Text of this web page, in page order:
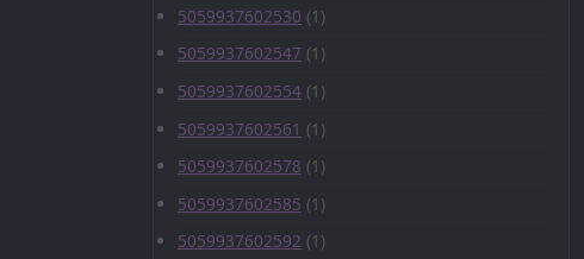
5059937602530 (1)
5059937602547 (1)
5059937602554 (1)
5059937602561 (1)
5059937602578 (1)
5059937602585 (1)
5059937602592 (1)